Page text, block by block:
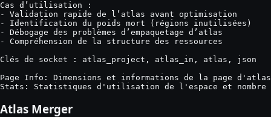
Cas d’utilisation :
- Validation rapide de l’atlas avant optimisation
- Identification du poids mort (régions inutilisées)
- Débogage des problèmes d’empaquetage d’atlas
- Compréhension de la structure des ressources
Clés de socket : atlas_project, atlas_in, atlas, json
Page Info: Dimensions et informations de la page
Stats: Statistiques d'utilisation de l'espace et nombre
Atlas Merger